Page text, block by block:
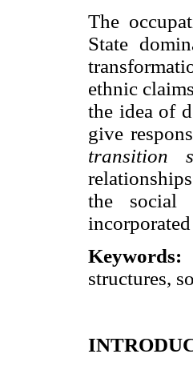
The
State
ethnic
the idea of
give
transition
the social
Keywords:
structures,